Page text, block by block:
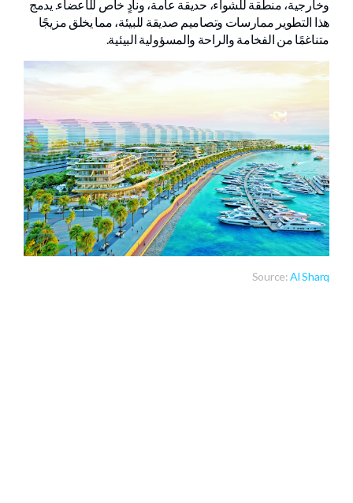
وخارجية، منطقة للشواء، حديقة عامة، ونادٍ خاص للأعضاء. يدمج
هذا التطوير ممارسات وتصاميم صديقة للبيئة، مما يخلق مزيجًا
متناغمًا من الفخامة والراحة والمسؤولية البيئية.
Source:Al Sharq